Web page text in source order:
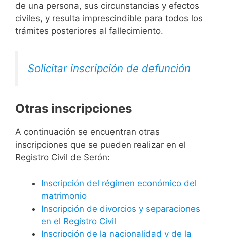
de una persona, sus circunstancias y efectos
civiles, y resulta imprescindible para todos los
trámites posteriores al fallecimiento.
Solicitar inscripción de defunción
Otras inscripciones
A continuación se encuentran otras
inscripciones que se pueden realizar en el
Registro Civil de Serón:
Inscripción del régimen económico del
matrimonio
Inscripción de divorcios y separaciones
en el Registro Civil
Inscripción de la nacionalidad y de la